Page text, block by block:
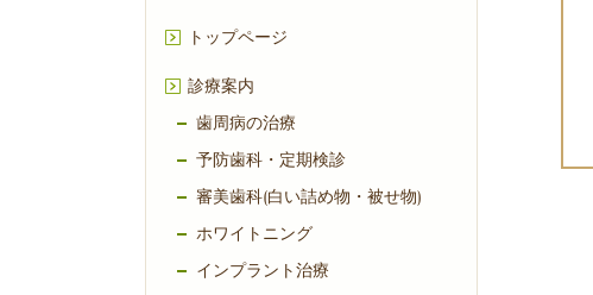
トップページ
診療案内
歯周病の治療
予防歯科・定期検診
審美歯科(白い詰め物・被せ物)
ホワイトニング
インプラント治療